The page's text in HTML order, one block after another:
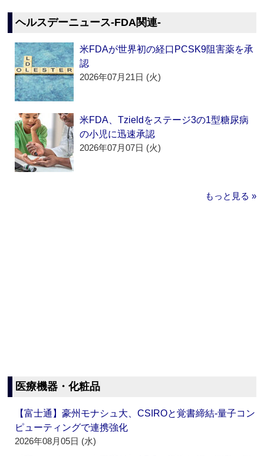
ヘルスデーニュース‐FDA関連‐
米FDAが世界初の経口PCSK9阻害薬を承
認
2026年07月21日 (火)
米FDA、Tzieldをステージ3の1型糖尿病
の小児に迅速承認
2026年07月07日 (火)
もっと見る »
医療機器・化粧品
【富士通】豪州モナシュ大、CSIROと覚書締結‐量子コン
ピューティングで連携強化
2026年08月05日 (水)